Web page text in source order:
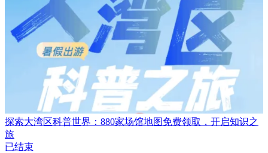
探索大湾区科普世界：880家场馆地图免费领取，开启知识之
旅
已结束